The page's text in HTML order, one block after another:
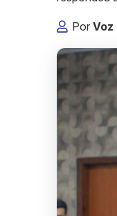
Por Voz